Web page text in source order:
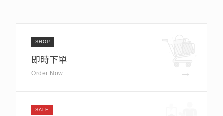
SHOP
即時下單
Order Now →
SALE